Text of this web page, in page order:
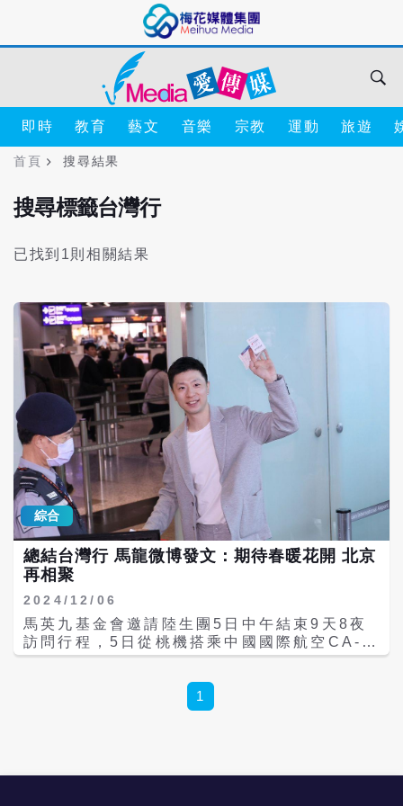
即時 教育 藝文 音樂 宗教 運動 旅遊
首頁 搜尋結果
搜尋標籤台灣行
已找到1則相關結果
綜合
總結台灣行 馬龍微博發文：期待春暖花開 北京
再相聚
2024/12/06
馬英九基金會邀請陸生團5日中午結束9天8夜
訪問行程，5日從桃機搭乘中國國際航空CA-
186航班於飛回北京，不少粉絲趕到機場幫馬
馬龍回北京後，也在微博發文發文總結台灣
行，「期待春暖花開時在北京再次相聚」。 馬
1